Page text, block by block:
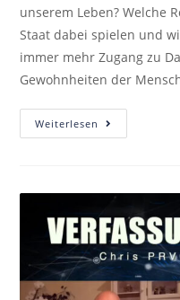
unserem Leben? Welche
Staat dabei spielen und
immer mehr Zugang zu
Gewohnheiten der
Weiterlesen